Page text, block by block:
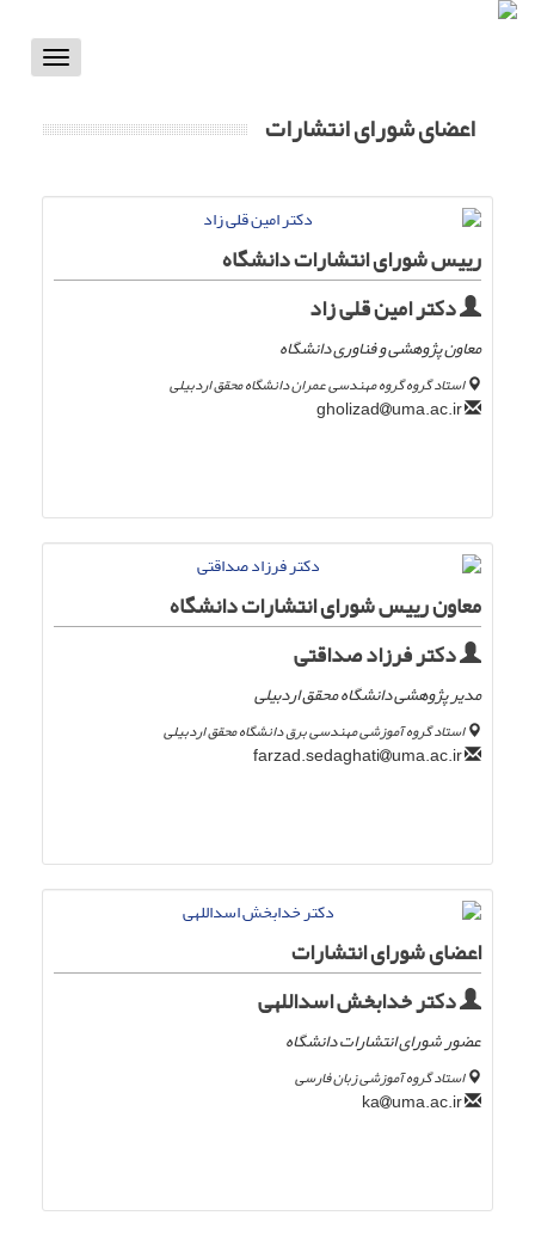
Toggle
اعضای شورای انتشارات
رییس شورای انتشارات دانشگاه
دکتر امین قلی زاد
معاون پژوهشی و فناوری دانشگاه
استاد گروه گروه مهندسی عمران دانشگاه محقق اردبیلی
uma.ac.ir
معاون رییس شورای انتشارات دانشگاه
دکتر فرزاد صداقتی
مدیر پژوهشی دانشگاه محقق اردبیلی
استاد گروه آموزشی مهندسی برق دانشگاه محقق اردبیلی
uma.ac.ir
اعضای شورای انتشارات
دکتر خدابخش اسداللهی
عضور شورای انتشارات دانشگاه
استاد گروه آموزشی زبان فارسی
uma.ac.ir